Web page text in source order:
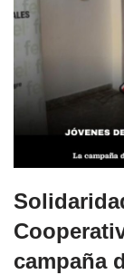
campaña